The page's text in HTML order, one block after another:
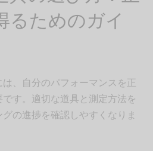
るためのガイ
、自分のパフォーマンスを正
す。適切な道具と測定方法を
の進捗を確認しやすくなりま